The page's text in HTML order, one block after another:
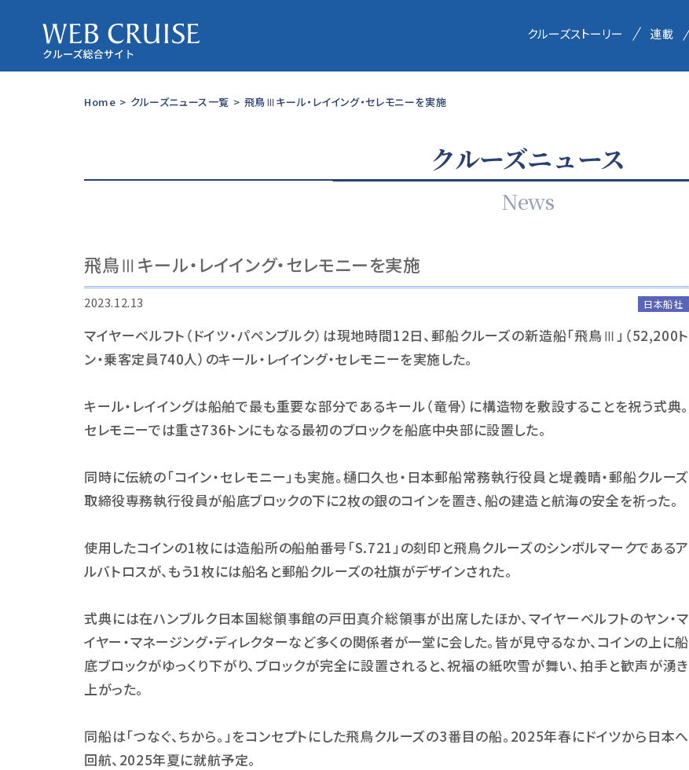
クルーズストーリー 連載
Home > クルーズニュース一覧 > 飛鳥Ⅲキール・レイイング・セレモニーを実施
クルーズニュース
News
飛鳥Ⅲキール・レイイング・セレモニーを実施
2023.12.13 日本船社
マイヤーベルフト（ドイツ・パペンブルク）は現地時間12日、郵船クルーズの新造船「飛鳥Ⅲ」（52,200ト
ン・乗客定員740人）のキール・レイイング・セレモニーを実施した。
キール・レイイングは船舶で最も重要な部分であるキール（竜骨）に構造物を敷設することを祝う式典。
セレモニーでは重さ736トンにもなる最初のブロックを船底中央部に設置した。
同時に伝統の「コイン・セレモニー」も実施。樋口久也・日本郵船常務執行役員と堤義晴・郵船クルーズ
取締役専務執行役員が船底ブロックの下に2枚の銀のコインを置き、船の建造と航海の安全を祈った。
使用したコインの1枚には造船所の船舶番号「S.721」の刻印と飛鳥クルーズのシンボルマークであるア
ルバトロスが、もう1枚には船名と郵船クルーズの社旗がデザインされた。
式典には在ハンブルク日本国総領事館の戸田真介総領事が出席したほか、マイヤーベルフトのヤン・マ
イヤー・マネージング・ディレクターなど多くの関係者が一堂に会した。皆が見守るなか、コインの上に船
底ブロックがゆっくり下がり、ブロックが完全に設置されると、祝福の紙吹雪が舞い、拍手と歓声が湧き
上がった。
同船は「つなぐ、ちから。」をコンセプトにした飛鳥クルーズの3番目の船。 2025年春にドイツから日本へ
回航、 2025年夏に就航予定。